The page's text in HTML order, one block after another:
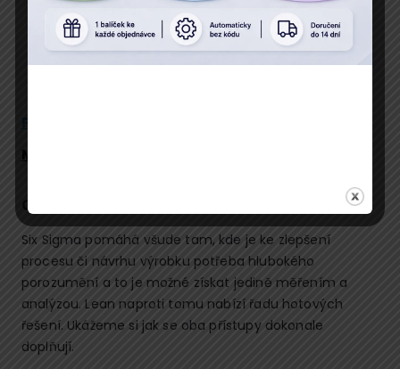
Místo konání
Cíl semináře
Six Sigma pomáhá všude tam, kde je ke zlepšení
procesu či návrhu výrobku potřeba hlubokého
porozumění a to je možné získat jedině měřením a
analýzou. Lean naproti tomu nabízí řadu hotových
řešení. Ukážeme si jak se oba přístupy dokonale
doplňují.